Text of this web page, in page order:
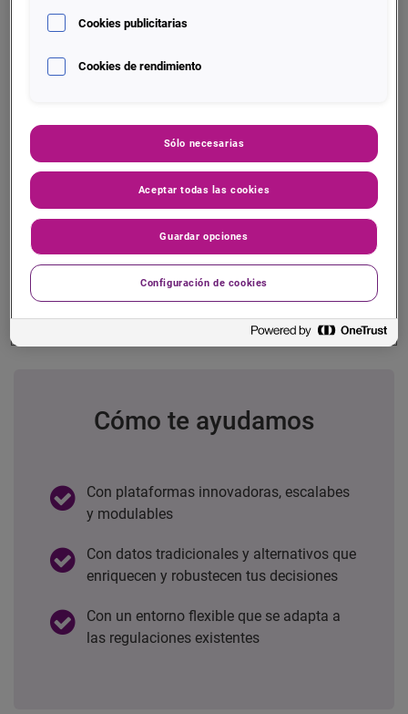
Te ayudamos a:
de forma automatizada
Implementar las mejores practicas del
mercado
respuesta
Cómo te ayudamos
Con plataformas innovadoras, escalabes
y modulables
Con datos tradicionales y alternativos que
enriquecen y robustecen tus decisiones
Con un entorno flexible que se adapta a
las regulaciones existentes
Cookies publicitarias
Cookies de rendimiento
Sólo necesarias
Aceptar todas las cookies
Guardar opciones
Configuración de cookies